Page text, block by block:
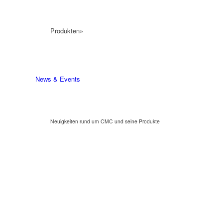
Produkten»
News & Events
Neuigkeiten rund um CMC und seine Produkte